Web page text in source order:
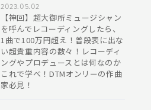
2023.05.02
【神回】超大御所ミュージシャン
を呼んでレコーディングしたら、
1曲で100万円超え！普段表に出な
い超貴重内容の数々！レコーディ
ングやプロデュースとは何なのか
これで学べ！DTMオンリーの作曲
家必見！